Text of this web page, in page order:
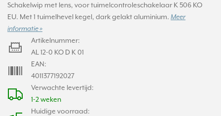
Schakelwip met lens, voor tuimelcontroleschakelaar K 506 KO
EU. Met 1 tuimelhevel kegel, dark gelakt aluminium. Meer
informatie »
Verwachte levertijd:
1-2 weken
Huidige voorraad:
Artikelnummer:
AL 12-0 KO D K 01
EAN:
4011377192027